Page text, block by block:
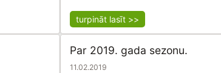
turpināt lasīt >>
Par 2019. gada sezonu.
11.02.2019